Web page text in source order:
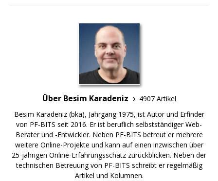
Über Besim Karadeniz
4907 Artikel
Besim Karadeniz (bka), Jahrgang 1975, ist Autor und Erfinder
von PF-BITS seit 2016. Er ist beruflich selbstständiger Web-
Berater und -Entwickler. Neben PF-BITS betreut er mehrere
weitere Online-Projekte und kann auf einen inzwischen über
25-jährigen Online-Erfahrungsschatz zurückblicken. Neben der
technischen Betreuung von PF-BITS schreibt er regelmäßig
Artikel und Kolumnen.